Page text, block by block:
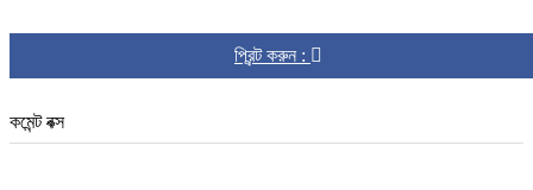
প্রিন্ট করুন :
কমেন্ট বক্স